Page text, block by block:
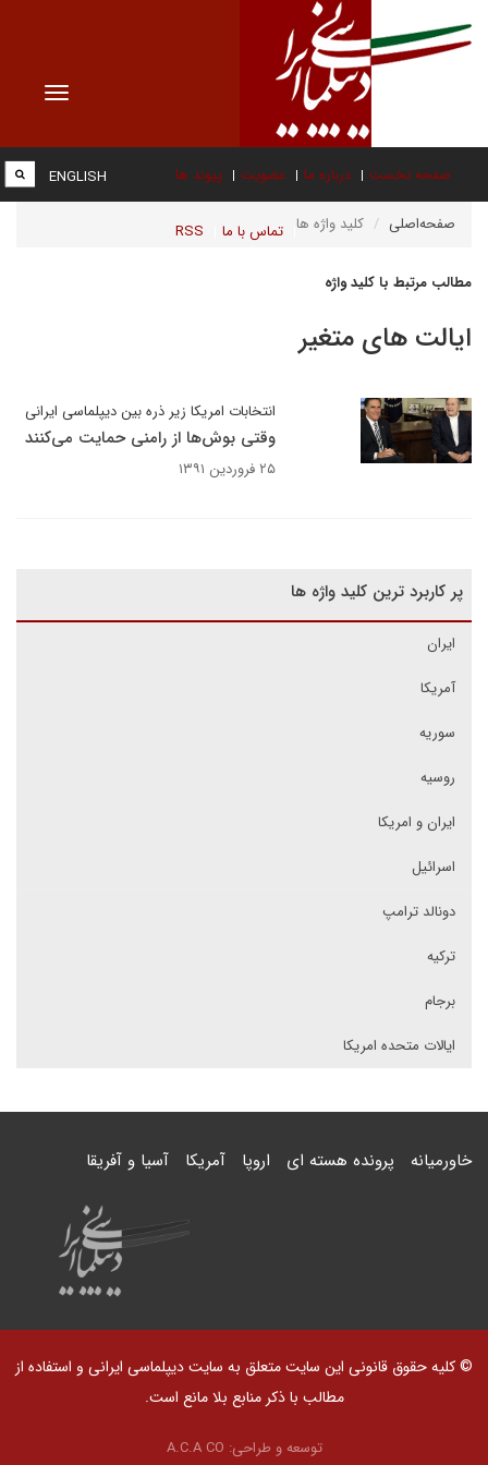
Toggle
صفحه نخست درباره ما عضویت پیوند ها
تماس با ما RSS
ENGLISH
صفحه‌اصلی کلید واژه ها
مطالب مرتبط با کلید واژه
ایالت های متغیر
انتخابات امریکا زیر ذره بین دیپلماسی ایرانی
وقتی بوش‌ها از رامنی حمایت می‌کنند
۲۵ فروردین ۱۳۹۱
پر کاربرد ترین کلید واژه ها
ایران
آمریکا
سوریه
روسیه
ایران و امریکا
اسرائیل
دونالد ترامپ
ترکیه
برجام
ایالات متحده امریکا
خاورمیانه پرونده هسته ای اروپا آمریکا آسیا و آفریقا
© کلیه حقوق قانونی این سایت متعلق به سایت دیپلماسی ایرانی و استفاده از
مطالب با ذکر منابع بلا مانع است.
توسعه و طراحی: A.C.A CO